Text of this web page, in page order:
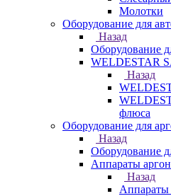
Молотки
Оборудование для
Назад
Оборудование
WELDESTAR
Назад
флюса
Оборудование для
Назад
Оборудование
Аппараты
Назад
Аппараты